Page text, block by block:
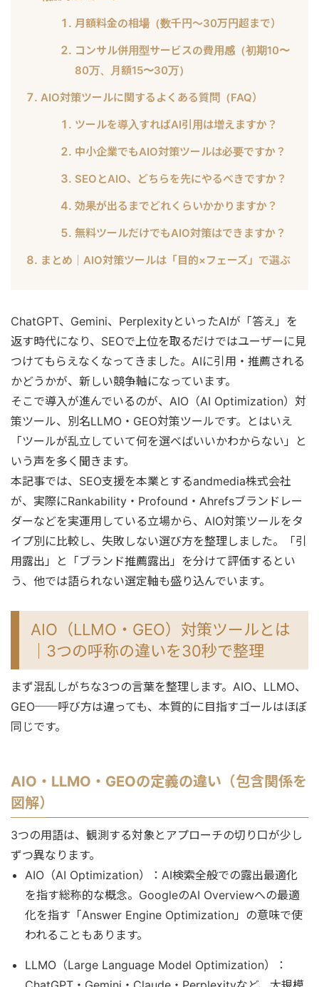
月額料金の相場（数千円〜30万円超まで）
コンサル併用型サービスの費用感（初期10〜
80万、月額15〜30万）
AIO対策ツールに関するよくある質問（FAQ）
ツールを導入すればAI引用は増えますか？
中小企業でもAIO対策ツールは必要ですか？
SEOとAIO、どちらを先にやるべきですか？
効果が出るまでどれくらいかかりますか？
無料ツールだけでもAIO対策はできますか？
まとめ｜AIO対策ツールは「目的×フェーズ」で選ぶ
ChatGPT、Gemini、PerplexityといったAIが「答え」を
返す時代になり、SEOで上位を取るだけではユーザーに見
つけてもらえなくなってきました。AIに引用・推薦される
かどうかが、新しい競争軸になっています。
そこで導入が進んでいるのが、AIO（AI Optimization）対
策ツール、別名LLMO・GEO対策ツールです。とはいえ
「ツールが乱立していて何を選べばいいかわからない」と
いう声を多く聞きます。
本記事では、SEO支援を本業とするandmedia株式会社
が、実際にRankability・Profound・Ahrefsブランドレー
ダーなどを実運用している立場から、AIO対策ツールをタ
イプ別に比較し、失敗しない選び方を整理しました。「引
用露出」と「ブランド推薦露出」を分けて評価するとい
う、他では語られない選定軸も盛り込んでいます。
AIO（LLMO・GEO）対策ツールとは
｜3つの呼称の違いを30秒で整理
まず混乱しがちな3つの言葉を整理します。AIO、LLMO、
GEO──呼び方は違っても、本質的に目指すゴールはほぼ
同じです。
AIO・LLMO・GEOの定義の違い（包含関係を
図解）
3つの用語は、観測する対象とアプローチの切り口が少し
ずつ異なります。
AIO（AI Optimization）：AI検索全般での露出最適化
を指す総称的な概念。GoogleのAI Overviewへの最適
化を指す「Answer Engine Optimization」の意味で使
われることもあります。
LLMO（Large Language Model Optimization）：